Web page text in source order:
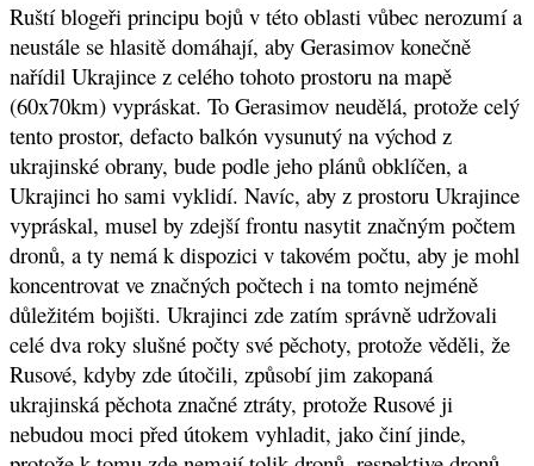
Ruští blogeři principu bojů v této oblasti vůbec nerozumí a
neustále se hlasitě domáhají, aby Gerasimov konečně
nařídil Ukrajince z celého tohoto prostoru na mapě
(60x70km) vypráskat. To Gerasimov neudělá, protože celý
tento prostor, defacto balkón vysunutý na východ z
ukrajinské obrany, bude podle jeho plánů obklíčen, a
Ukrajinci ho sami vyklidí. Navíc, aby z prostoru Ukrajince
vypráskal, musel by zdejší frontu nasytit značným počtem
dronů, a ty nemá k dispozici v takovém počtu, aby je mohl
koncentrovat ve značných počtech i na tomto nejméně
důležitém bojišti. Ukrajinci zde zatím správně udržovali
celé dva roky slušné počty své pěchoty, protože věděli, že
Rusové, kdyby zde útočili, způsobí jim zakopaná
ukrajinská pěchota značné ztráty, protože Rusové ji
nebudou moci před útokem vyhladit, jako činí jinde,